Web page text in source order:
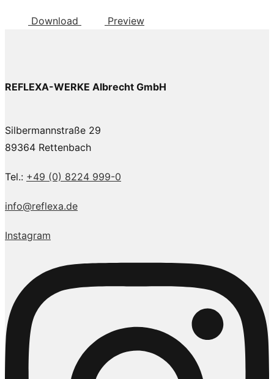
Download Preview
REFLEXA-WERKE Albrecht GmbH
Silbermannstraße 29
89364 Rettenbach
Tel.: +49 (0) 8224 999-0
info@reflexa.de
Instagram